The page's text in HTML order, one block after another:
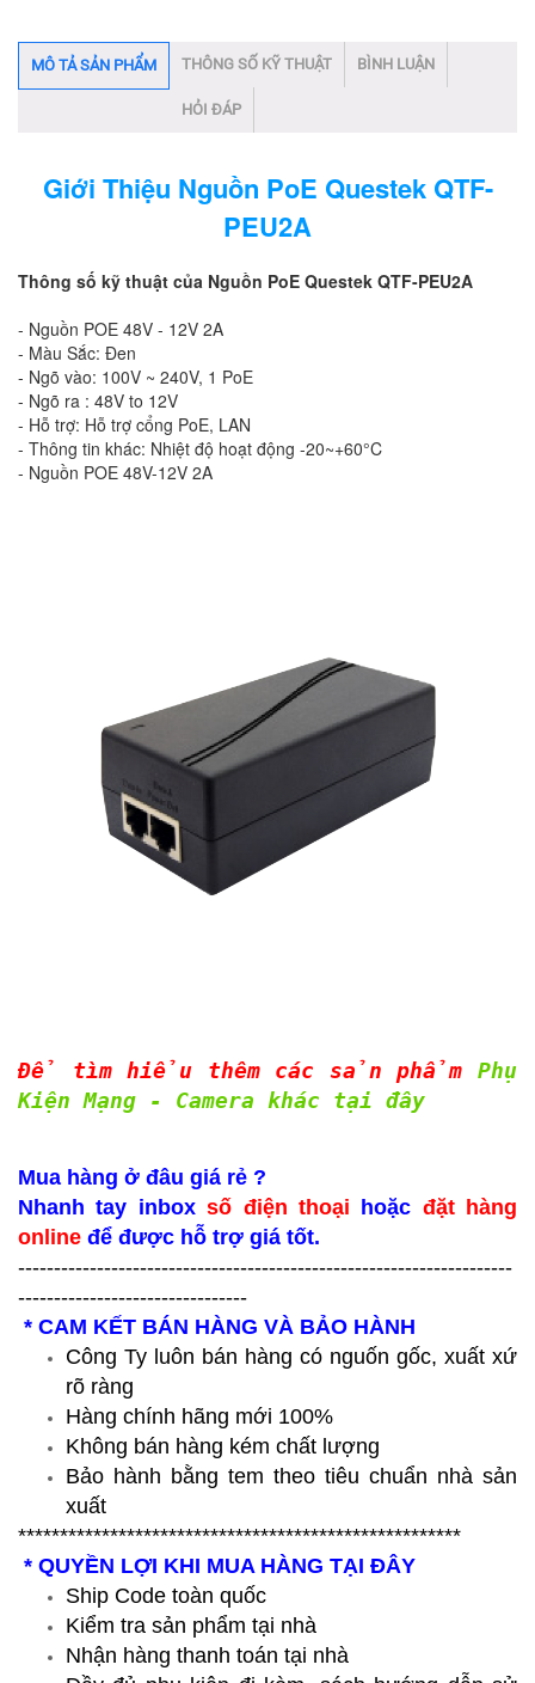
MÔ TẢ SẢN PHẨM THÔNG SỐ KỸ THUẬT BÌNH LUẬN
HỎI ĐÁP
Giới Thiệu Nguồn PoE Questek QTF-
PEU2A
Thông số kỹ thuật của Nguồn PoE Questek QTF-PEU2A
- Nguồn POE 48V - 12V 2A
- Màu Sắc: Đen
- Ngõ vào: 100V ~ 240V, 1 PoE
- Ngõ ra : 48V to 12V
- Hỗ trợ: Hỗ trợ cổng PoE, LAN
- Thông tin khác: Nhiệt độ hoạt động -20~+60°C
- Nguồn POE 48V-12V 2A
Để tìm hiểu thêm các sản phẩm Phụ
Kiện Mạng - Camera khác tại đây
Mua hàng ở đâu giá rẻ ?
Nhanh tay inboxsố điện thoại hoặc đặt hàng
online để được hỗ trợ giá tốt.
---------------------------------------------------------------------
--------------------------------
* CAM KẾT BÁN HÀNG VÀ BẢO HÀNH
Công Ty luôn bán hàng có nguốn gốc, xuất xứ
rõ ràng
Hàng chính hãng mới 100%
Không bán hàng kém chất lượng
Bảo hành bằng tem theo tiêu chuẩn nhà sản
xuất
*****************************************************
* QUYỀN LỢI KHI MUA HÀNG TẠI ĐÂY
Ship Code toàn quốc
Kiểm tra sản phẩm tại nhà
Nhận hàng thanh toán tại nhà